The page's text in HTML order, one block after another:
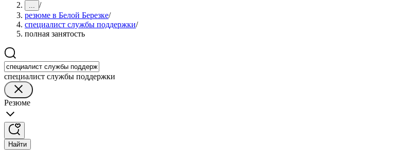
... /
резюме в Белой Березке/
специалист службы поддержки/
полная занятость
специалист службы поддержки
Резюме
Найти